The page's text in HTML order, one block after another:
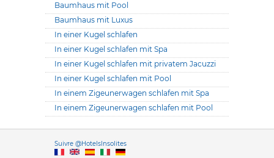
Baumhaus mit Pool
Baumhaus mit Luxus
In einer Kugel schlafen
In einer Kugel schlafen mit Spa
In einer Kugel schlafen mit privatem Jacuzzi
In einer Kugel schlafen mit Pool
In einem Zigeunerwagen schlafen mit Spa
In einem Zigeunerwagen schlafen mit Pool
Suivre @HotelsInsolitesVersione